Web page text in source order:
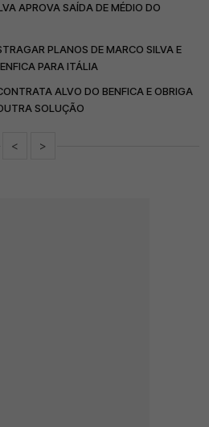
APROVA SAÍDA DE MÉDIO DO
PLANOS DE MARCO SILVA E
PARA ITÁLIA
ALVO DO BENFICA E OBRIGA
SOLUÇÃO
< >